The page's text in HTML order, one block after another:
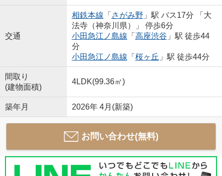
交通
相鉄本線 「 さがみ野 」駅 バス17分 「大
法寺（神奈川県）」 停歩6分
小田急江ノ島線 「 高座渋谷 」駅 徒歩44
分
小田急江ノ島線 「 桜ヶ丘 」駅 徒歩44分
間取り
(建物面積)
4LDK(99.36㎡)
築年月 2026年 4月(新築)
お問い合わせ(無料)